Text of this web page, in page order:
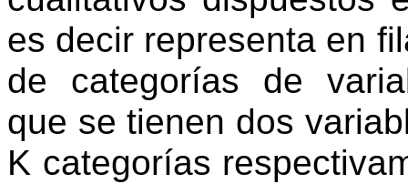
es decir representa en
de categorías de
que se tienen dos
K categorías